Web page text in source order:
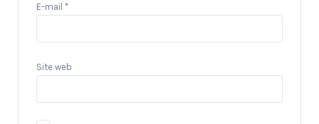
E-mail *
Site web